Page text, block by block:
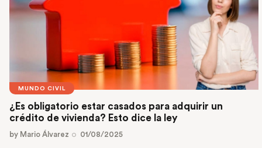
MUNDO CIVIL
¿Es obligatorio estar casados para adquirir un
crédito de vivienda? Esto dice la ley
by Mario Álvarez 01/08/2025